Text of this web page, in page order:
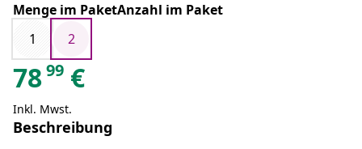
Menge im PaketAnzahl im Paket
1
2
7899 €
Inkl. Mwst.
Beschreibung